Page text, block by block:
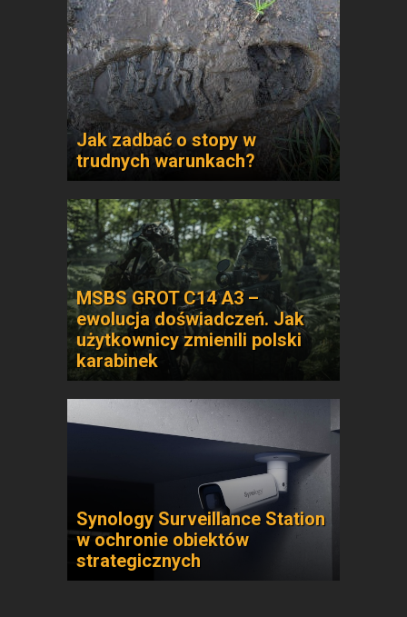
Jak zadbać o stopy w
trudnych warunkach?
MSBS GROT C14 A3 –
ewolucja doświadczeń. Jak
użytkownicy zmienili polski
karabinek
Synology Surveillance Station
w ochronie obiektów
strategicznych